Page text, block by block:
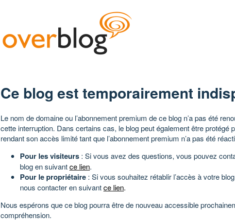
Ce blog est temporairement
Le nom de domaine ou l’abonnement premium de ce blog n’a pas été
cette interruption. Dans certains cas, le blog peut également être protégé
rendant son accès limité tant que l’abonnement premium n’a pas été
Pour les visiteurs : Si vous avez des questions, vous pouvez
blog en suivantce lien.
Pour le propriétaire : Si vous souhaitez rétablir l’accès à votre
nous contacter en suivantce lien.
Nous espérons que ce blog pourra être de nouveau accessible
compréhension.